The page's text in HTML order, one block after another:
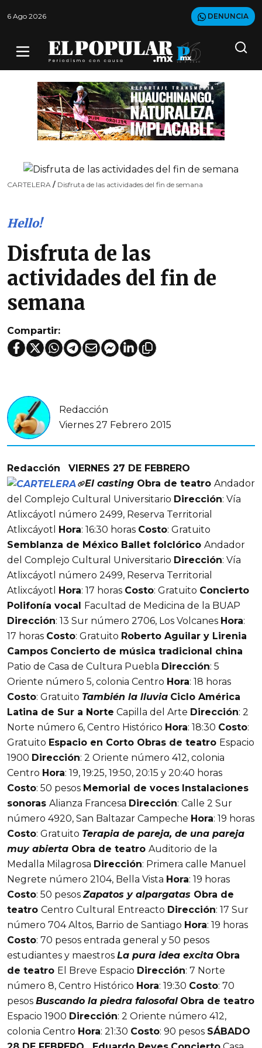
6 Ago 2026 DENUNCIA
CARTELERA / Disfruta de las actividades del fin de semana
Hello!
Disfruta de las
actividades del fin de
semana
Compartir:
Redacción
Viernes 27 Febrero 2015
Redacción
VIERNES 27 DE FEBRERO
El casting Obra de teatro Andador
del Complejo Cultural Universitario Dirección: Vía
Atlixcáyotl número 2499, Reserva Territorial
Atlixcáyotl Hora: 16:30 horas Costo: Gratuito
Semblanza de México Ballet folclórico Andador
del Complejo Cultural Universitario Dirección: Vía
Atlixcáyotl número 2499, Reserva Territorial
Atlixcáyotl Hora: 17 horas Costo: Gratuito Concierto
Polifonía vocal Facultad de Medicina de la BUAP
Dirección: 13 Sur número 2706, Los Volcanes Hora:
17 horas Costo: Gratuito Roberto Aguilar y Lirenia
Campos Concierto de música tradicional china
Patio de Casa de Cultura Puebla Dirección: 5
Oriente número 5, colonia Centro Hora: 18 horas
Costo: Gratuito También la lluvia Ciclo América
Latina de Sur a Norte Capilla del Arte Dirección: 2
Norte número 6, Centro Histórico Hora: 18:30 Costo:
Gratuito Espacio en Corto Obras de teatro Espacio
1900 Dirección: 2 Oriente número 412, colonia
Centro Hora: 19, 19:25, 19:50, 20:15 y 20:40 horas
Costo: 50 pesos Memorial de voces Instalaciones
sonoras Alianza Francesa Dirección: Calle 2 Sur
número 4920, San Baltazar Campeche Hora: 19 horas
Costo: Gratuito Terapia de pareja, de una pareja
muy abierta Obra de teatro Auditorio de la
Medalla Milagrosa Dirección: Primera calle Manuel
Negrete número 2104, Bella Vista Hora: 19 horas
Costo: 50 pesos Zapatos y alpargatas Obra de
teatro Centro Cultural Entreacto Dirección: 17 Sur
número 704 Altos, Barrio de Santiago Hora: 19 horas
Costo: 70 pesos entrada general y 50 pesos
estudiantes y maestros La pura idea excita Obra
de teatro El Breve Espacio Dirección: 7 Norte
número 8, Centro Histórico Hora: 19:30 Costo: 70
pesos Buscando la piedra falosofal Obra de teatro
Espacio 1900 Dirección: 2 Oriente número 412,
colonia Centro Hora: 21:30 Costo: 90 pesos SÁBADO